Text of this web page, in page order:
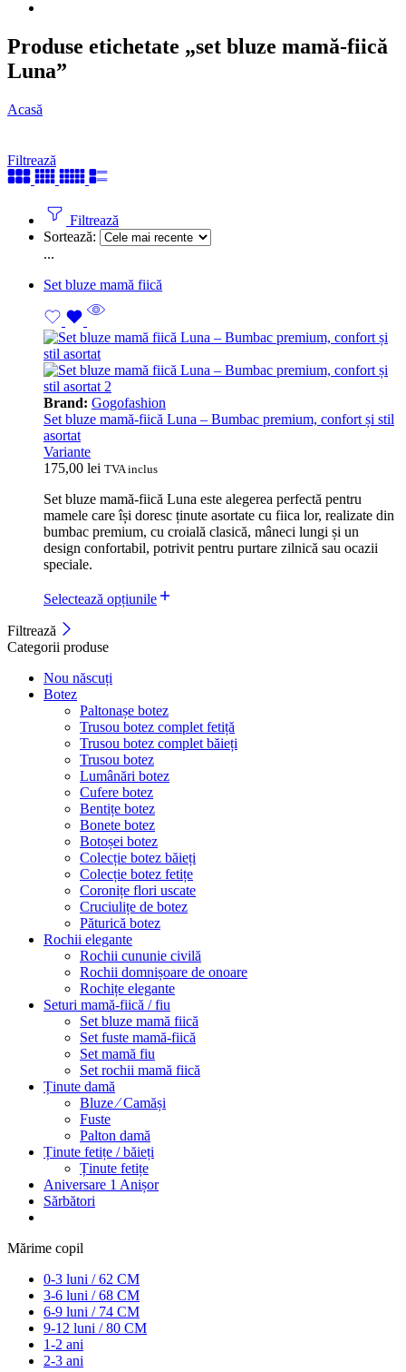
Produse etichetate „set bluze mamă-fiică
Luna”
Acasă
Filtrează
Filtrează
Sortează:
...
Set bluze mamă fiică
Brand: Gogofashion
Set bluze mamă-fiică Luna – Bumbac premium, confort și stil
asortat
Variante
175,00 lei TVA inclus
Set bluze mamă-fiică Luna este alegerea perfectă pentru
mamele care își doresc ținute asortate cu fiica lor, realizate din
bumbac premium, cu croială clasică, mâneci lungi și un
design confortabil, potrivit pentru purtare zilnică sau ocazii
speciale.
Selectează opțiunile
Filtrează
Categorii produse
Nou născuți
Botez
Paltonașe botez
Trusou botez complet fetiță
Trusou botez complet băieți
Trusou botez
Lumânări botez
Cufere botez
Bentițe botez
Bonete botez
Botoșei botez
Colecție botez băieți
Colecție botez fetițe
Coronițe flori uscate
Cruciulițe de botez
Păturică botez
Rochii elegante
Rochii cununie civilă
Rochii domnișoare de onoare
Rochițe elegante
Seturi mamă-fiică / fiu
Set bluze mamă fiică
Set fuste mamă-fiică
Set mamă fiu
Set rochii mamă fiică
Ținute damă
Bluze ⁄ Camăși
Fuste
Palton damă
Ținute fetițe / băieți
Ținute fetițe
Aniversare 1 Anișor
Sărbători
Mărime copil
0-3 luni / 62 CM
3-6 luni / 68 CM
6-9 luni / 74 CM
9-12 luni / 80 CM
1-2 ani
2-3 ani